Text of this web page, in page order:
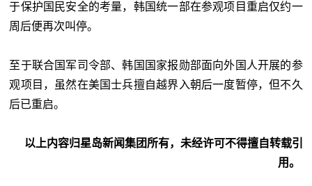
于保护国民安全的考量，韩国统一部在参观项目重启仅约一
周后便再次叫停。
至于联合国军司令部、韩国国家报勋部面向外国人开展的参
观项目，虽然在美国士兵擅自越界入朝后一度暂停，但不久
后已重启。
以上内容归星岛新闻集团所有，未经许可不得擅自转载引
用。